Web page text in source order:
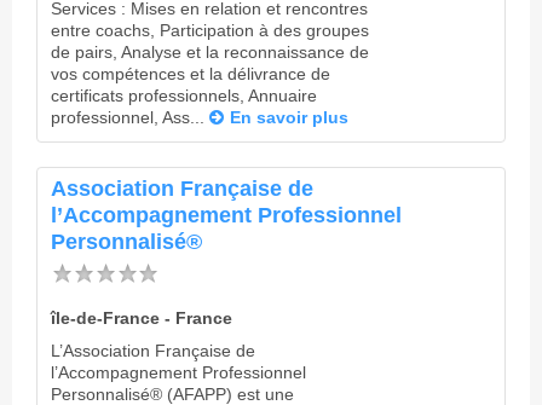
Services : Mises en relation et rencontres
entre coachs, Participation à des groupes
de pairs, Analyse et la reconnaissance de
vos compétences et la délivrance de
certificats professionnels, Annuaire
professionnel, Ass...
En savoir plus
Association Française de
l’Accompagnement Professionnel
Personnalisé®
île-de-France - France
L’Association Française de
l’Accompagnement Professionnel
Personnalisé® (AFAPP) est une